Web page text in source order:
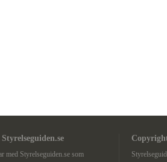
med Styrelseguiden.se som